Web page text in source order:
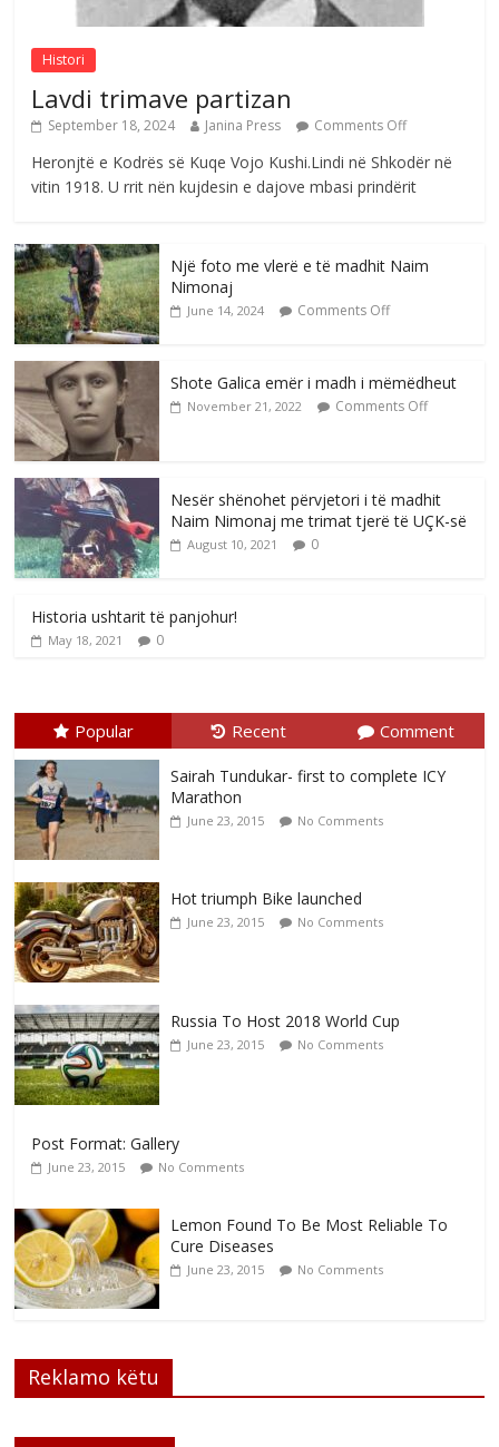
August 6, 2026 Comments Off
Histori
Lavdi trimave partizan
September 18, 2024 Janina Press Comments Off
Heronjtë e Kodrës së Kuqe Vojo Kushi.Lindi në Shkodër në
vitin 1918. U rrit nën kujdesin e dajove mbasi prindërit
Një foto me vlerë e të madhit Naim
Nimonaj
June 14, 2024 Comments Off
Shote Galica emër i madh i mëmëdheut
November 21, 2022 Comments Off
Nesër shënohet përvjetori i të madhit
Naim Nimonaj me trimat tjerë të UÇK-së
August 10, 2021 0
Historia ushtarit të panjohur!
May 18, 2021 0
Popular Recent Comment
Sairah Tundukar- first to complete ICY
Marathon
June 23, 2015 No Comments
Hot triumph Bike launched
June 23, 2015 No Comments
Russia To Host 2018 World Cup
June 23, 2015 No Comments
Post Format: Gallery
June 23, 2015 No Comments
Lemon Found To Be Most Reliable To
Cure Diseases
June 23, 2015 No Comments
Reklamo këtu